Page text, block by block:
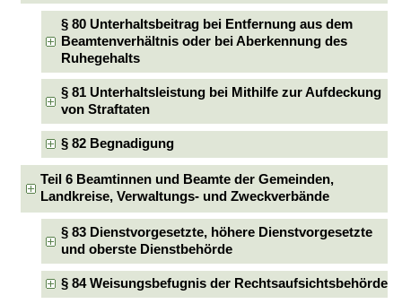
§ 80 Unterhaltsbeitrag bei Entfernung aus dem
Beamtenverhältnis oder bei Aberkennung des
Ruhegehalts
§ 81 Unterhaltsleistung bei Mithilfe zur Aufdeckung
von Straftaten
§ 82 Begnadigung
Teil 6 Beamtinnen und Beamte der Gemeinden,
Landkreise, Verwaltungs- und Zweckverbände
§ 83 Dienstvorgesetzte, höhere Dienstvorgesetzte
und oberste Dienstbehörde
§ 84 Weisungsbefugnis der Rechtsaufsichtsbehörde